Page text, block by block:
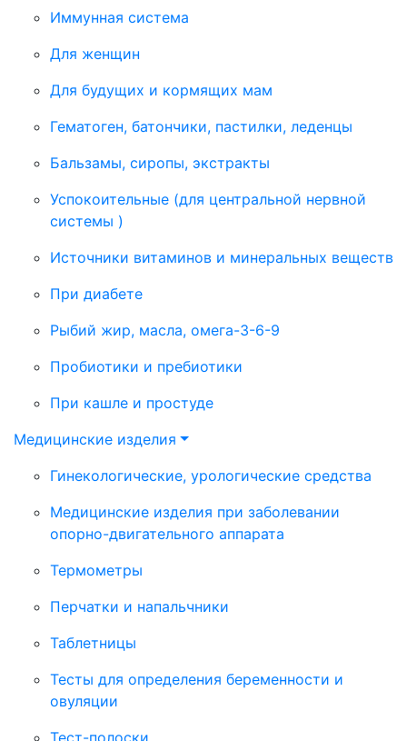
Иммунная система
Для женщин
Для будущих и кормящих мам
Гематоген, батончики, пастилки, леденцы
Бальзамы, сиропы, экстракты
Успокоительные (для центральной нервной
системы )
Источники витаминов и минеральных веществ
При диабете
Рыбий жир, масла, омега-3-6-9
Пробиотики и пребиотики
При кашле и простуде
Медицинские изделия
Гинекологические, урологические средства
Медицинские изделия при заболевании
опорно-двигательного аппарата
Термометры
Перчатки и напальчники
Таблетницы
Тесты для определения беременности и
овуляции
Тест-полоски